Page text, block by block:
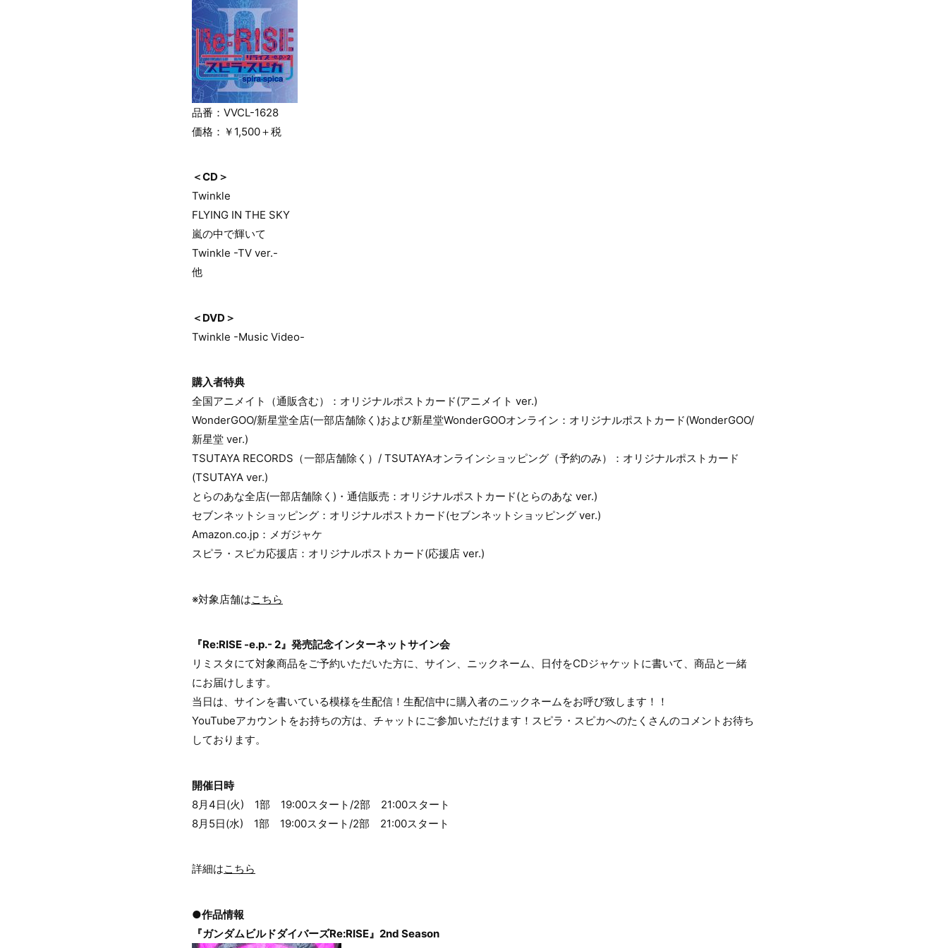
品番：VVCL-1628
価格：￥1,500＋税
＜CD＞
Twinkle
FLYING IN THE SKY
嵐の中で輝いて
Twinkle -TV ver.-
他
＜DVD＞
Twinkle -Music Video-
購入者特典
全国アニメイト（通販含む）：オリジナルポストカード(アニメイト ver.)
WonderGOO/新星堂全店(一部店舗除く)および新星堂WonderGOOオンライン：オリジナルポストカード(WonderGOO/
新星堂 ver.)
TSUTAYA RECORDS（一部店舗除く）/ TSUTAYAオンラインショッピング（予約のみ）：オリジナルポストカード
(TSUTAYA ver.)
とらのあな全店(一部店舗除く)・通信販売：オリジナルポストカード(とらのあな ver.)
セブンネットショッピング：オリジナルポストカード(セブンネットショッピング ver.)
Amazon.co.jp：メガジャケ
スピラ・スピカ応援店：オリジナルポストカード(応援店 ver.)
※対象店舗はこちら
『Re:RISE -e.p.- 2』発売記念インターネットサイン会
リミスタにて対象商品をご予約いただいた方に、サイン、ニックネーム、日付をCDジャケットに書いて、商品と一緒
にお届けします。
当日は、サインを書いている模様を生配信！生配信中に購入者のニックネームをお呼び致します！！
YouTubeアカウントをお持ちの方は、チャットにご参加いただけます！スピラ・スピカへのたくさんのコメントお待ち
しております。
開催日時
8月4日(火) 1部 19:00スタート/2部 21:00スタート
8月5日(水) 1部 19:00スタート/2部 21:00スタート
詳細はこちら
●作品情報
『ガンダムビルドダイバーズRe:RISE』2nd Season